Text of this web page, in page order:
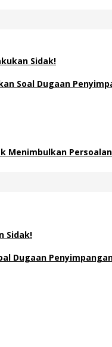
Sidak!
Soal Dugaan
Menimbulkan
Sidak!
Dugaan